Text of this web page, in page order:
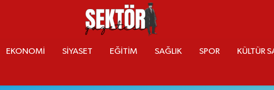
EKONOMİ SİYASET EĞİTİM SAĞLIK SPOR KÜLTÜR